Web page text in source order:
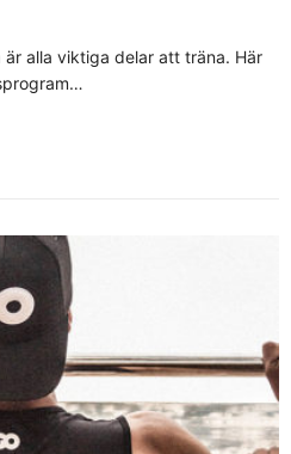
alla viktiga delar att träna. Här